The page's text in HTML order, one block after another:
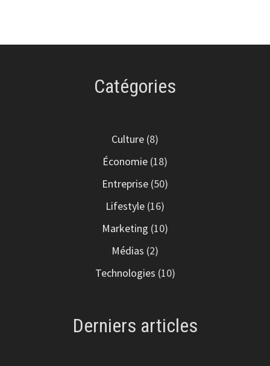
Catégories
Culture (8)
Économie (18)
Entreprise (50)
Lifestyle (16)
Marketing (10)
Médias (2)
Technologies (10)
Derniers articles